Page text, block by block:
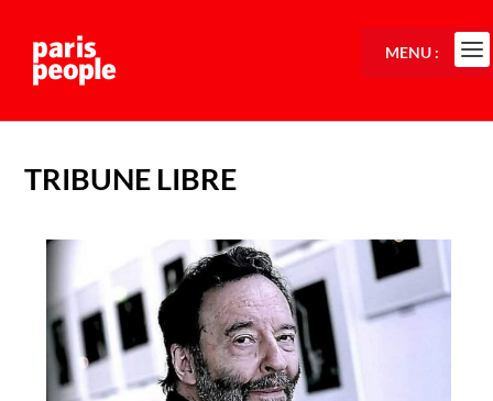
TRIBUNE LIBRE
MENU :